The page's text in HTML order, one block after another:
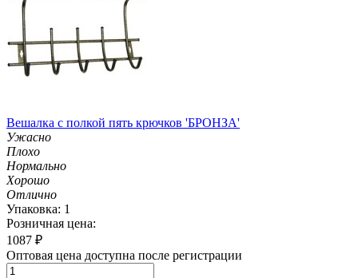
Вешалка с полкой пять крючков 'БРОНЗА'
Ужасно
Плохо
Нормально
Хорошо
Отлично
Упаковка: 1
Розничная цена:
1087 ₽
Оптовая цена доступна после регистрации